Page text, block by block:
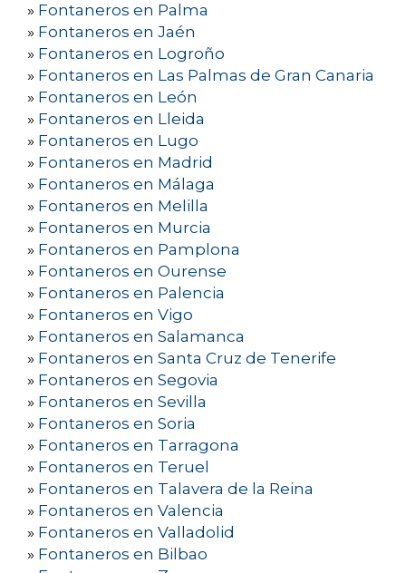
» Fontaneros en Palma
» Fontaneros en Jaén
» Fontaneros en Logroño
» Fontaneros en Las Palmas de Gran Canaria
» Fontaneros en León
» Fontaneros en Lleida
» Fontaneros en Lugo
» Fontaneros en Madrid
» Fontaneros en Málaga
» Fontaneros en Melilla
» Fontaneros en Murcia
» Fontaneros en Pamplona
» Fontaneros en Ourense
» Fontaneros en Palencia
» Fontaneros en Vigo
» Fontaneros en Salamanca
» Fontaneros en Santa Cruz de Tenerife
» Fontaneros en Segovia
» Fontaneros en Sevilla
» Fontaneros en Soria
» Fontaneros en Tarragona
» Fontaneros en Teruel
» Fontaneros en Talavera de la Reina
» Fontaneros en Valencia
» Fontaneros en Valladolid
» Fontaneros en Bilbao